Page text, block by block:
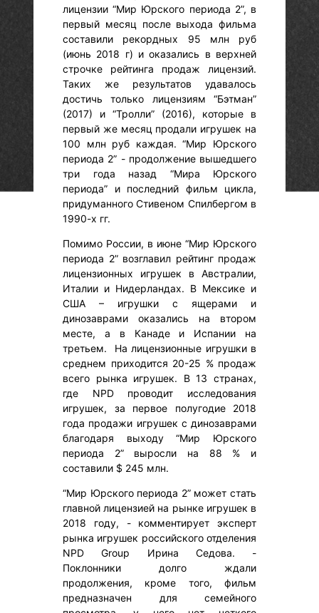
лицензии “Мир Юрского периода 2”, в
первый месяц после выхода фильма
составили рекордных 95 млн руб
(июнь 2018 г) и оказались в верхней
строчке рейтинга продаж лицензий.
Таких же результатов удавалось
достичь только лицензиям “Бэтман”
(2017) и “Тролли” (2016), которые в
первый же месяц продали игрушек на
100 млн руб каждая. “Мир Юрского
периода 2” - продолжение вышедшего
три года назад “Мира Юрского
периода” и последний фильм цикла,
придуманного Стивеном Спилбергом в
1990-х гг.
Помимо России, в июне “Мир Юрского
периода 2” возглавил рейтинг продаж
лицензионных игрушек в Австралии,
Италии и Нидерландах. В Мексике и
США – игрушки с ящерами и
динозаврами оказались на втором
месте, а в Канаде и Испании на
третьем. На лицензионные игрушки в
среднем приходится 20-25 % продаж
всего рынка игрушек. В 13 странах,
где NPD проводит исследования
игрушек, за первое полугодие 2018
года продажи игрушек с динозаврами
благодаря выходу “Мир Юрского
периода 2” выросли на 88 % и
составили $ 245 млн.
“Мир Юрского периода 2” может стать
главной лицензией на рынке игрушек в
2018 году, - комментирует эксперт
рынка игрушек российского отделения
NPD Group Ирина Седова. -
Поклонники долго ждали
продолжения, кроме того, фильм
предназначен для семейного